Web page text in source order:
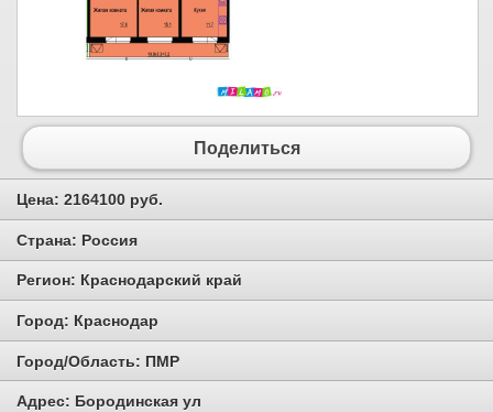
Поделиться
Цена: 2164100 руб.
Страна: Россия
Регион: Краснодарский край
Город: Краснодар
Город/Область: ПМР
Адрес: Бородинская ул